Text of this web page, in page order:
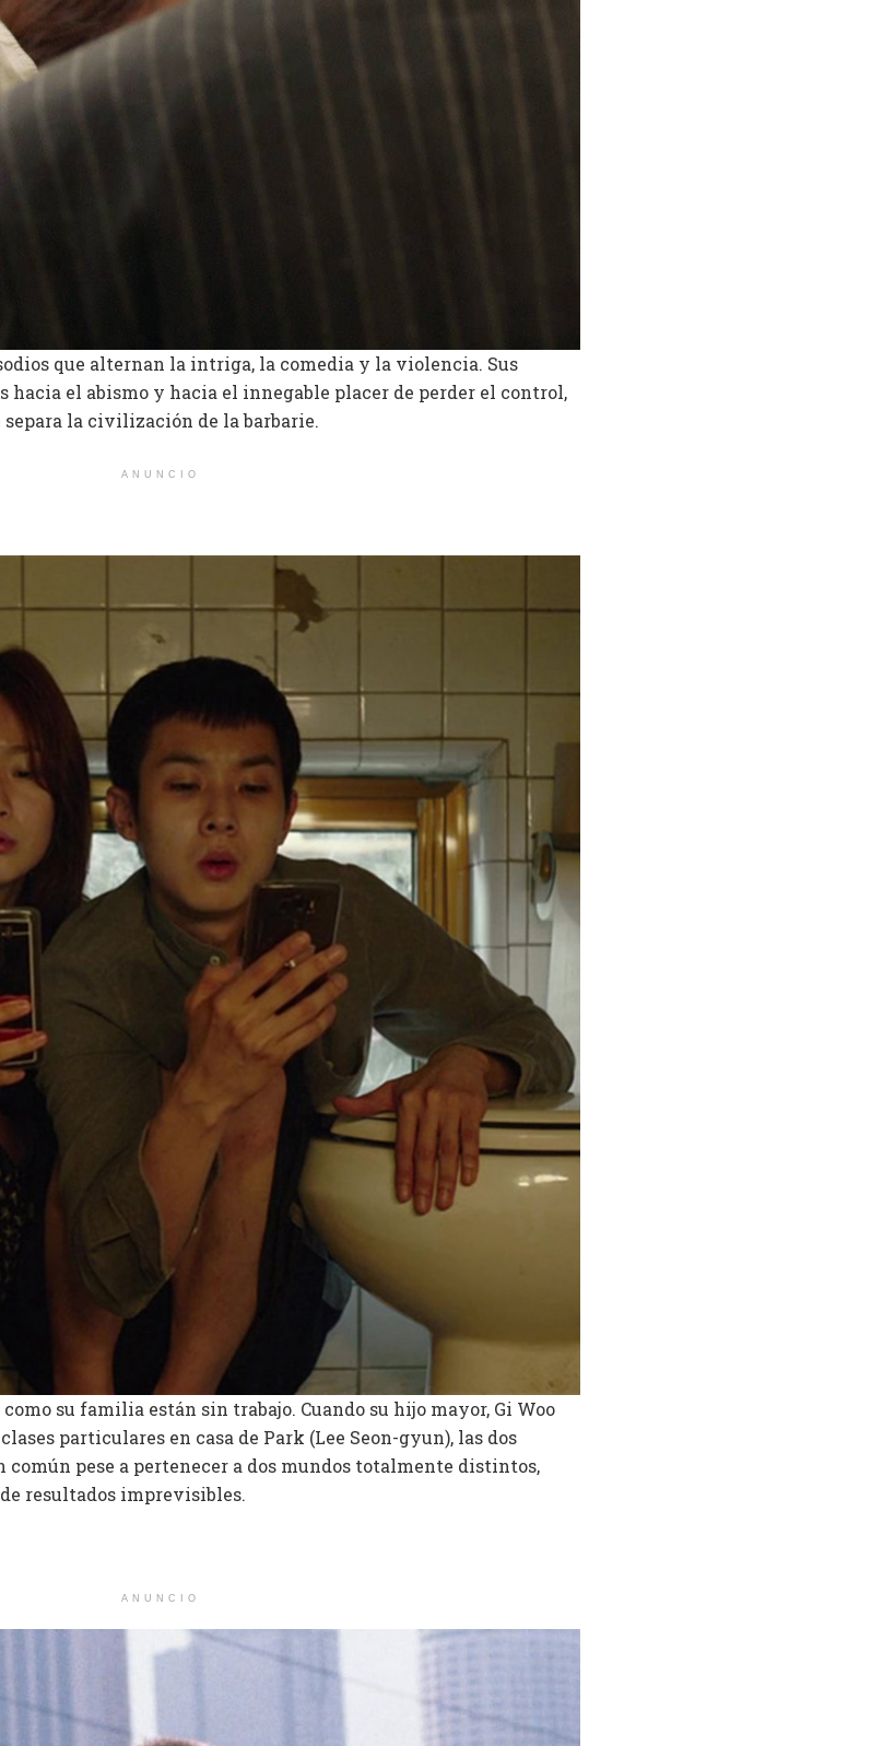
que alternan la intriga, la comedia y la violencia. Sus
hacia el abismo y hacia el innegable placer de perder el control,
la civilización de la barbarie.
ANUNCIO
su familia están sin trabajo. Cuando su hijo mayor, Gi Woo
particulares en casa de Park (Lee Seon-gyun), las dos
pese a pertenecer a dos mundos totalmente distintos,
resultados imprevisibles.
ANUNCIO